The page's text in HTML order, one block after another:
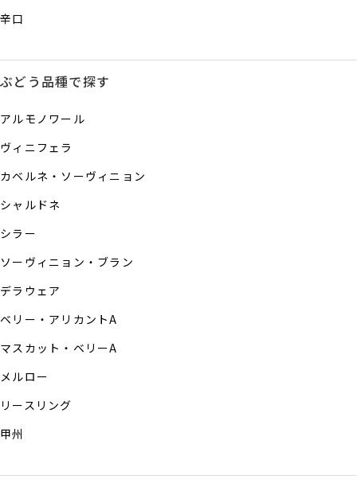
辛口
ぶどう品種で探す
アルモノワール
ヴィニフェラ
カベルネ・ソーヴィニョン
シャルドネ
シラー
ソーヴィニョン・ブラン
デラウェア
ベリー・アリカントA
マスカット・ベリーA
メルロー
リースリング
甲州